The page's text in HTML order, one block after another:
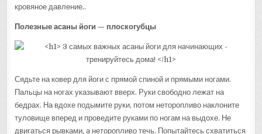
кровяное давление..
Полезные асаны йоги — плоскогубцы
Сядьте на ковер для йоги с прямой спиной и прямыми ногами.
Пальцы на ногах указывают вверх. Руки свободно лежат на
бедрах. На вдохе подымите руки, потом неторопливо наклоните
туловище вперед и проведите руками по ногам на выдохе. Не
двигаться рывками, а неторопливо течь. Попытайтесь схватиться